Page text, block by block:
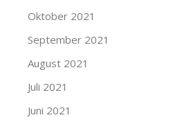
Oktober 2021
September 2021
August 2021
Juli 2021
Juni 2021